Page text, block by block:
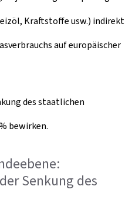
Kraftstoffe usw.) indirekt
auf europäischer
des staatlichen
bewirken.
Senkung des